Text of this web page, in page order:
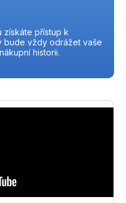
získáte přístup k
bude vždy odrážet vaše
historii.